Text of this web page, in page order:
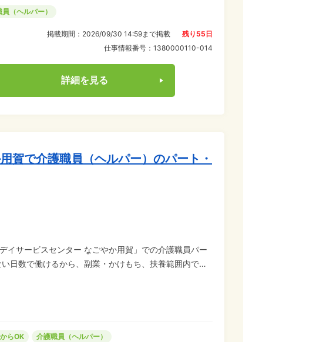
（ヘルパー）
掲載期間： 2026/09/30 14:59まで掲載 残り 55 日
仕事情報番号： 1380000110-014
詳細を見る
賀で介護職員（ヘルパー）のパート・
イサービスセンター なごやか用賀」での介護職員パー
日数で働けるから、副業・かけもち、扶養範囲内での
らOK 介護職員（ヘルパー）